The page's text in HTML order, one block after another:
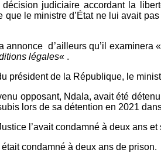
judiciaire accordant la
que le ministre d’État ne lui avait
annonce d’ailleurs qu’il examinera
légales« .
président de la République, le
opposant, Ndala, avait été
lors de sa détention en 2021
l’avait condamné à deux ans
condamné à deux ans de prison.